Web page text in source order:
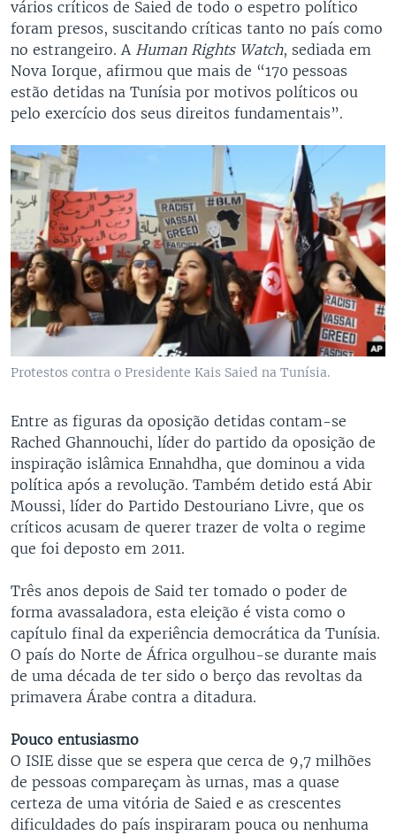
vários críticos de Saied de todo o espetro político
foram presos, suscitando críticas tanto no país como
no estrangeiro. A Human Rights Watch, sediada em
Nova Iorque, afirmou que mais de “170 pessoas
estão detidas na Tunísia por motivos políticos ou
pelo exercício dos seus direitos fundamentais”.
Protestos contra o Presidente Kais Saied na Tunísia.
Entre as figuras da oposição detidas contam-se
Rached Ghannouchi, líder do partido da oposição de
inspiração islâmica Ennahdha, que dominou a vida
política após a revolução. Também detido está Abir
Moussi, líder do Partido Destouriano Livre, que os
críticos acusam de querer trazer de volta o regime
que foi deposto em 2011.
Três anos depois de Said ter tomado o poder de
forma avassaladora, esta eleição é vista como o
capítulo final da experiência democrática da Tunísia.
O país do Norte de África orgulhou-se durante mais
de uma década de ter sido o berço das revoltas da
primavera Árabe contra a ditadura.
Pouco entusiasmo
O ISIE disse que se espera que cerca de 9,7 milhões
de pessoas compareçam às urnas, mas a quase
certeza de uma vitória de Saied e as crescentes
dificuldades do país inspiraram pouca ou nenhuma